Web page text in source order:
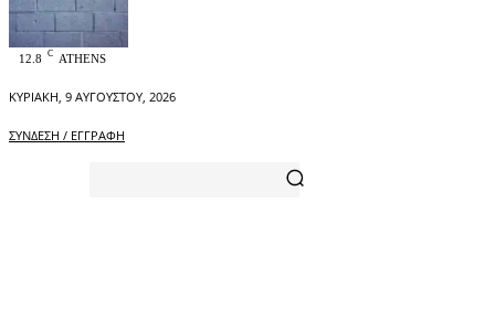
OFFICIAL
12.8 C ATHENS
ΚΥΡΙΑΚΉ, 9 ΑΥΓΟΎΣΤΟΥ, 2026
ΣΎΝΔΕΣΗ / ΕΓΓΡΑΦΉ